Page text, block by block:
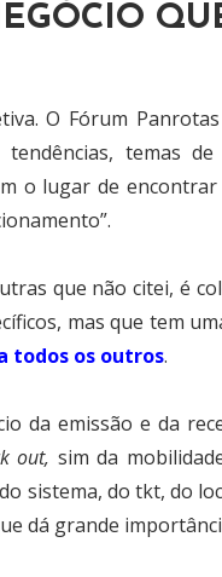
O Fórum
temas de
o lugar de
que não citei, é
mas que tem
todos os outros.
da emissão e da
out, sim da
sistema, do tkt, do
dá grande